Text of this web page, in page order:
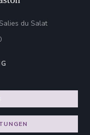
du Salat((öffnet ein